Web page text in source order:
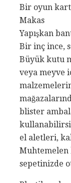
Bir oyun
Makas
Yapışkan
Bir inç ince,
Büyük kutu
veya meyve
blister
el aletleri,
Muhtemelen
sepetinizde